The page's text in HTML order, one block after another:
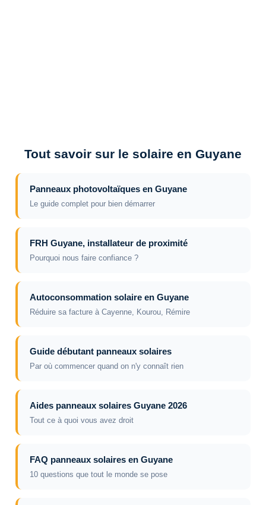
Tout savoir sur le solaire en Guyane
Panneaux photovoltaïques en Guyane
Le guide complet pour bien démarrer
FRH Guyane, installateur de proximité
Pourquoi nous faire confiance ?
Autoconsommation solaire en Guyane
Réduire sa facture à Cayenne, Kourou, Rémire
Guide débutant panneaux solaires
Par où commencer quand on n'y connaît rien
Aides panneaux solaires Guyane 2026
Tout ce à quoi vous avez droit
FAQ panneaux solaires en Guyane
10 questions que tout le monde se pose